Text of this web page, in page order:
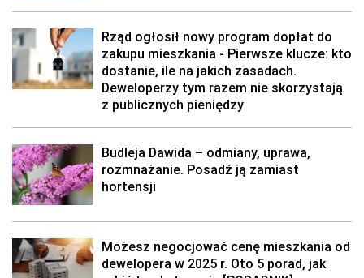
Rząd ogłosił nowy program dopłat do
zakupu mieszkania - Pierwsze klucze: kto
dostanie, ile na jakich zasadach.
Deweloperzy tym razem nie skorzystają
z publicznych pieniędzy
Budleja Dawida – odmiany, uprawa,
rozmnażanie. Posadź ją zamiast
hortensji
Możesz negocjować cenę mieszkania od
dewelopera w 2025 r. Oto 5 porad, jak